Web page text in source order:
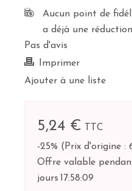
Aucun point de
a déjà une
Pas d'avis
Imprimer
Ajouter à une liste
5,24 €
TTC
-25% ( Prix d'origine :
Offre valable
jours 17:58:08